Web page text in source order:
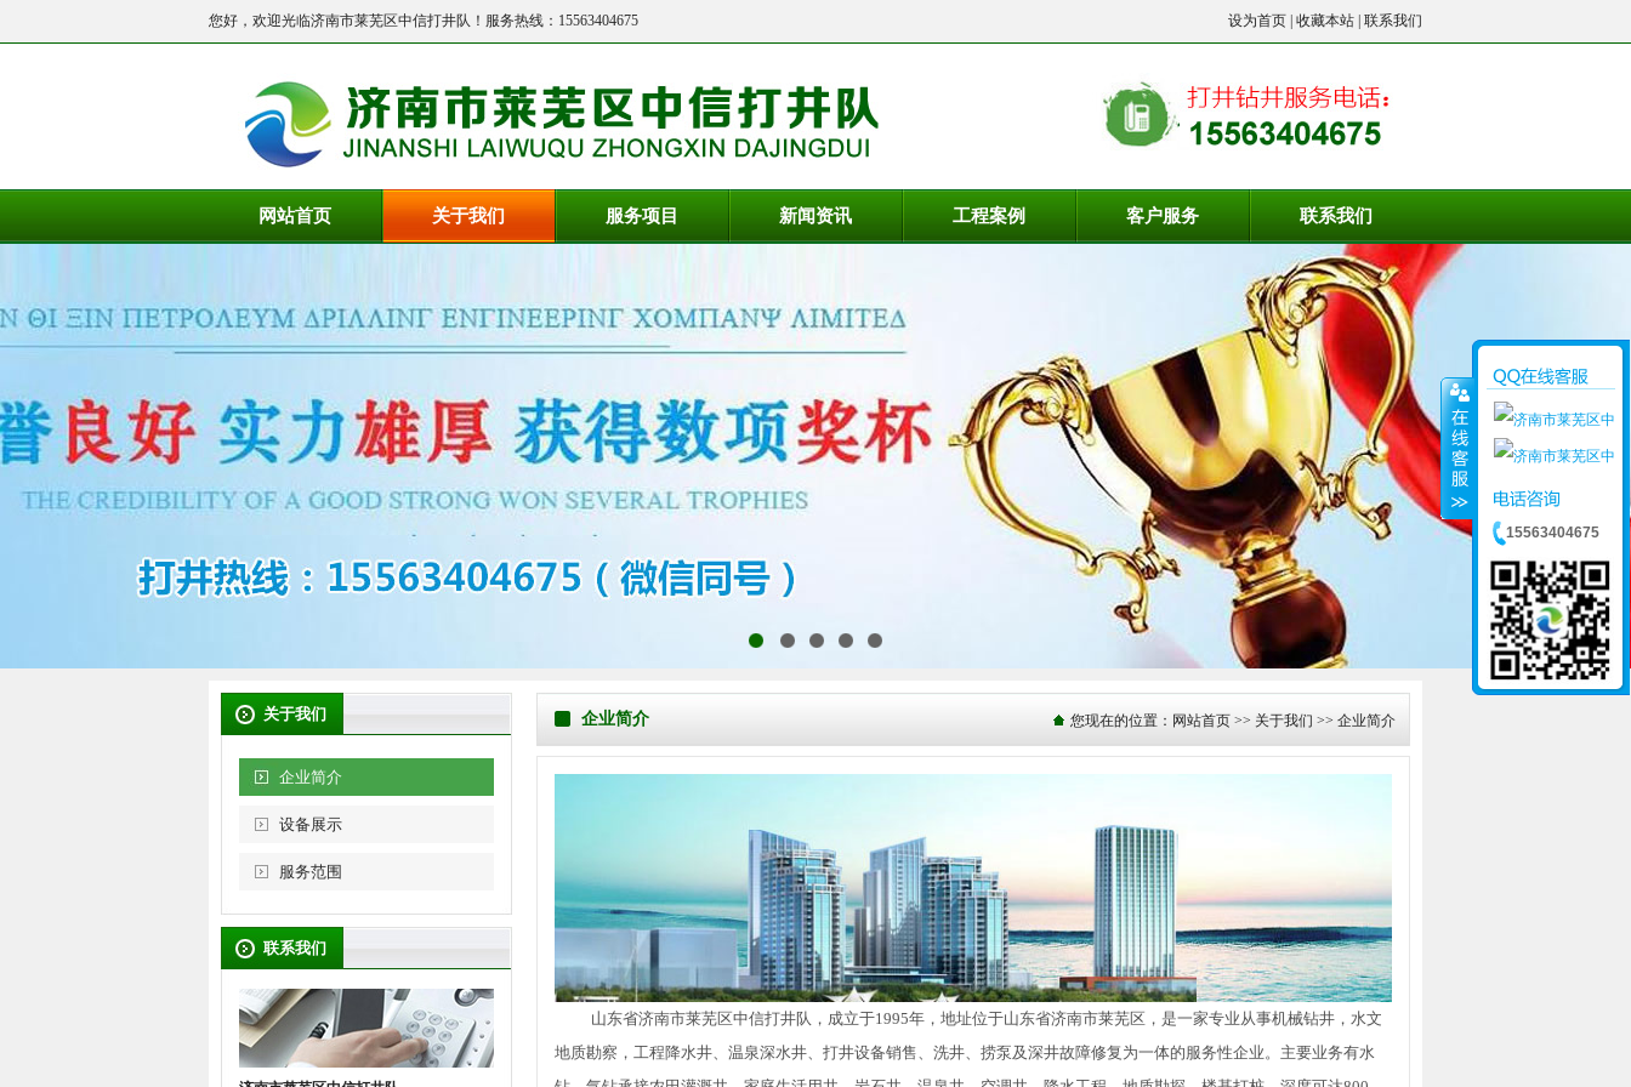
您好，欢迎光临济南市莱芜区中信打井队！服务热线： 15563404675 设为首页 收藏本站 联系我们
网站首页 关于我们 服务项目 新闻资讯 工程案例 客户服务 联系我们
关于我们
企业简介
设备展示
服务范围
联系我们
企业简介 您现在的位置： 网站首页 >> 关于我们 >> 企业简介
山东省济南市莱芜区中信打井队，成立于1995年，地址位于山东省济南市莱芜区，是一家专业从事机械钻井，水文
地质勘察，工程降水井、温泉深水井、打井设备销售、洗井、捞泵及深井故障修复为一体的服务性企业。主要业务有水
15563404675